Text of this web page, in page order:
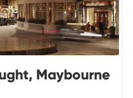
Maybourne